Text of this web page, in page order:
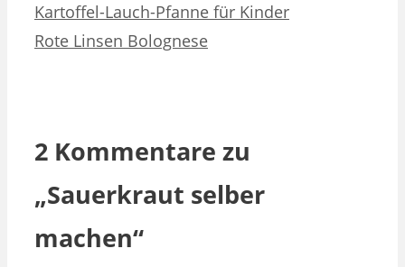
Kartoffel-Lauch-Pfanne für Kinder
Rote Linsen Bolognese
2 Kommentare zu
„Sauerkraut selber
machen“